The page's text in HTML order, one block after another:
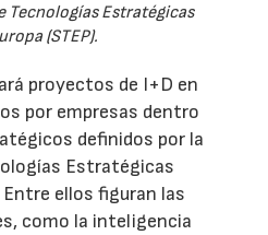
Tecnologías Estratégicas
(STEP).
proyectos de I+D en
por empresas dentro
definidos por la
Estratégicas
Entre ellos figuran las
como la inteligencia